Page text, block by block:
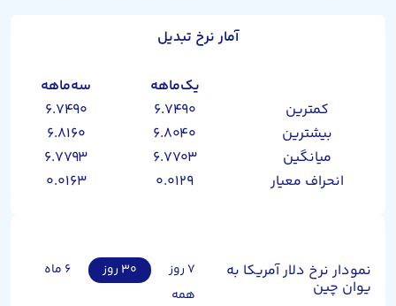
آمار نرخ تبدیل
یک‌ماهه
سه‌ماهه
کمترین
۶.۷۴۹۰
۶.۷۴۹۰
بیشترین
۶.۸۰۴۰
۶.۸۱۶۰
میانگین
۶.۷۷۰۳
۶.۷۷۹۳
انحراف معیار
۰.۰۱۲۹ ۰.۰۱۶۳
نمودار نرخ دلار آمریکا به
یوان چین
۷ روز ۳۰ روز
۶ ماه
همه